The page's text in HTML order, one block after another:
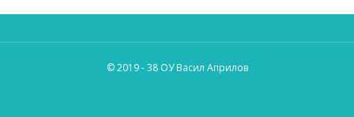
© 2019 - 38 ОУ Васил Априлов